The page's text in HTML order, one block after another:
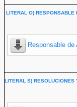
LITERAL O) RESPONSABLE
Responsable
LITERAL S) RESOLUCIONES